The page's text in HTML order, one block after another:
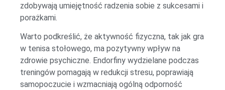
zdobywają umiejętność radzenia sobie z sukcesami i
porażkami.
Warto podkreślić, że aktywność fizyczna, tak jak gra
w tenisa stołowego, ma pozytywny wpływ na
zdrowie psychiczne. Endorfiny wydzielane podczas
treningów pomagają w redukcji stresu, poprawiają
samopoczucie i wzmacniają ogólną odporność